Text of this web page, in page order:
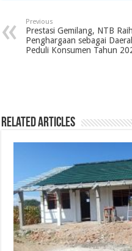
Previous
Prestasi Gemilang, NTB Raih
Penghargaan sebagai
Peduli Konsumen Tahun
Related Articles